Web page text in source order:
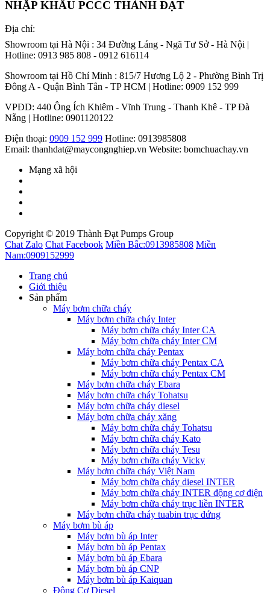
NHẬP KHẨU PCCC THÀNH ĐẠT
Địa chỉ:
Showroom tại Hà Nội : 34 Đường Láng - Ngã Tư Sở - Hà Nội |
Hotline: 0913 985 808 - 0912 616114
Showroom tại Hồ Chí Minh : 815/7 Hương Lộ 2 - Phường Bình Trị
Đông A - Quận Bình Tân - TP HCM | Hotline: 0909 152 999
VPĐD: 440 Ông Ích Khiêm - Vĩnh Trung - Thanh Khê - TP Đà
Nẵng | Hotline: 0901120122
Điện thoại: 0909 152 999 Hotline: 0913985808
Email: thanhdat@maycongnghiep.vn Website: bomchuachay.vn
Mạng xã hội
Copyright © 2019 Thành Đạt Pumps Group
Chat Zalo Chat Facebook Miền Bắc:0913985808 Miền
Nam:0909152999
Trang chủ
Giới thiệu
Sản phẩm
Máy bơm chữa cháy
Máy bơm chữa cháy Inter
Máy bơm chữa cháy Inter CA
Máy bơm chữa cháy Inter CM
Máy bơm chữa cháy Pentax
Máy bơm chữa cháy Pentax CA
Máy bơm chữa cháy Pentax CM
Máy bơm chữa cháy Ebara
Máy bơm chữa cháy Tohatsu
Máy bơm chữa cháy diesel
Máy bơm chữa cháy xăng
Máy bơm chữa cháy Tohatsu
Máy bơm chữa cháy Kato
Máy bơm chữa cháy Tesu
Máy bơm chữa cháy Vicky
Máy bơm chữa cháy Việt Nam
Máy bơm chữa cháy diesel INTER
Máy bơm chữa cháy INTER động cơ điện
Máy bơm chữa cháy trục liền INTER
Máy bơm chữa cháy tuabin trục đứng
Máy bơm bù áp
Máy bơm bù áp Inter
Máy bơm bù áp Pentax
Máy bơm bù áp Ebara
Máy bơm bù áp CNP
Máy bơm bù áp Kaiquan
Động Cơ Diesel